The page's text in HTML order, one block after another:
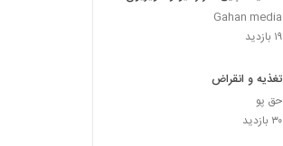
مرکزی چین - قسمت سوم
Gahan media
۱۹ بازدید
تغذیه و انقراض
حق پو
۳۰ بازدید